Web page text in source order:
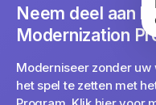
Neem deel aan
Modernization
Moderniseer zonder
het spel te zetten met